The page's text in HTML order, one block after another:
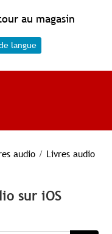
au magasin
langue
audio / Livres audio
sur iOS